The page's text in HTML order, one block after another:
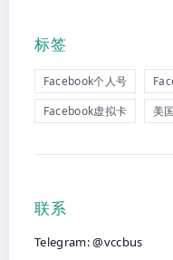
标签
Facebook个人号
Facebook虚拟卡
美
联系
Telegram: @vccbus